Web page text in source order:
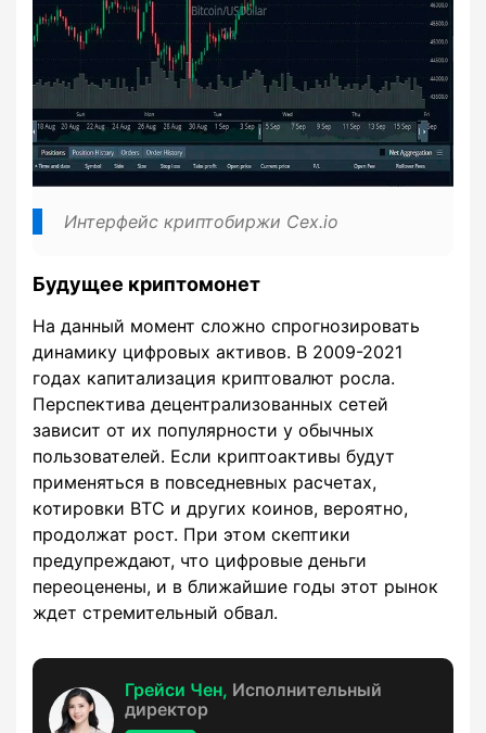
Интерфейс криптобиржи Cex.io
Будущее криптомонет
На данный момент сложно спрогнозировать
динамику цифровых активов. В 2009-2021
годах капитализация криптовалют росла.
Перспектива децентрализованных сетей
зависит от их популярности у обычных
пользователей. Если криптоактивы будут
применяться в повседневных расчетах,
котировки BTC и других коинов, вероятно,
продолжат рост. При этом скептики
предупреждают, что цифровые деньги
переоценены, и в ближайшие годы этот рынок
ждет стремительный обвал.
Грейси Чен, Исполнительный
директор